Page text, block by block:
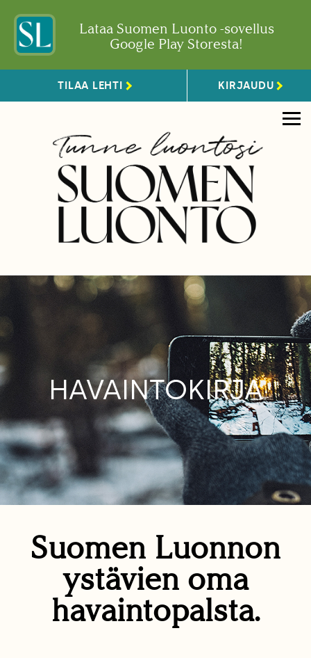
Lataa Suomen Luonto -sovellus
Google Play Storesta!
TILAA LEHTI KIRJAUDU
HAVAINTOKIRJA
Suomen Luonnon
ystävien oma
havaintopalsta.